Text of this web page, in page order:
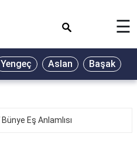
☰
Yengeç Aslan Başak
Bünye Eş Anlamlısı